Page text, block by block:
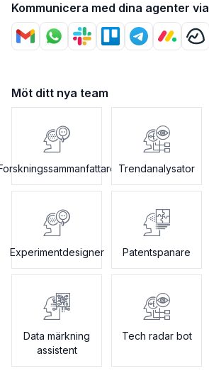
Kommunicera med dina agenter via
Möt ditt nya team
Trendanalysator
Experimentdesigner Patentspanare
Data märkning
assistent
Tech radar bot